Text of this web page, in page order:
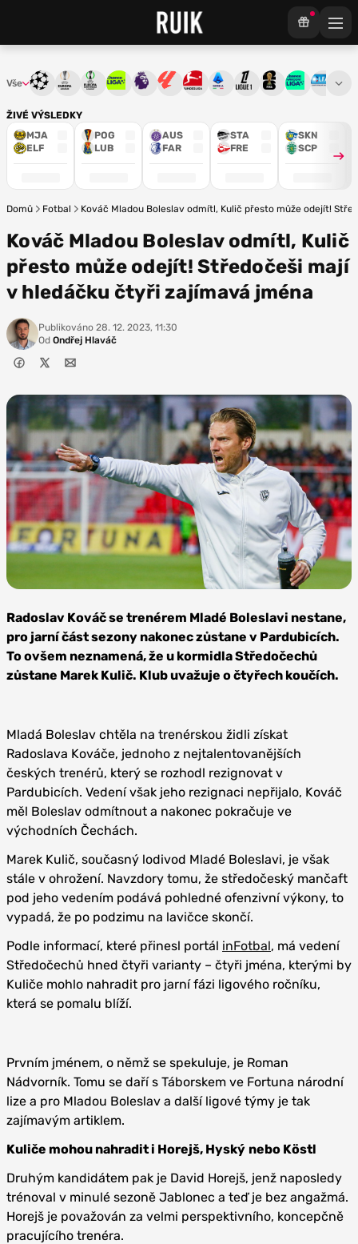
ŽIVÉ VÝSLEDKY
MJA
ELF
POG
LUB
AUS
FAR
STA
FRE
SKN
SCP
Vše Liga mistrůEvropská liga
Konferenční liga
Chance ligaPremier League
La LigaBundesliga
Serie ALigue 1Mistrovství světa
Chance3. ČFL
Domů Fotbal Kováč Mladou Boleslav odmítl, Kulič přesto může odejít!
Kováč Mladou Boleslav odmítl, Kulič
přesto může odejít! Středočeši mají
v hledáčku čtyři zajímavá jména
Publikováno 28. 12. 2023, 11:30
Od Ondřej Hlaváč
Pardubice
Radoslav Kováč se trenérem Mladé Boleslavi nestane,
pro jarní část sezony nakonec zůstane v Pardubicích.
To ovšem neznamená, že u kormidla Středočechů
zůstane Marek Kulič. Klub uvažuje o čtyřech koučích.
Mladá Boleslav chtěla na trenérskou židli získat
Radoslava Kováče, jednoho z nejtalentovanějších
českých trenérů, který se rozhodl rezignovat v
Pardubicích. Vedení však jeho rezignaci nepřijalo, Kováč
měl Boleslav odmítnout a nakonec pokračuje ve
východních Čechách.
Marek Kulič, současný lodivod Mladé Boleslavi, je však
stále v ohrožení. Navzdory tomu, že středočeský mančaft
pod jeho vedením podává pohledné ofenzivní výkony, to
vypadá, že po podzimu na lavičce skončí.
Podle informací, které přinesl portál inFotbal, má vedení
Středočechů hned čtyři varianty – čtyři jména, kterými by
Kuliče mohlo nahradit pro jarní fázi ligového ročníku,
která se pomalu blíží.
Prvním jménem, o němž se spekuluje, je Roman
Nádvorník. Tomu se daří s Táborskem ve Fortuna národní
lize a pro Mladou Boleslav a další ligové týmy je tak
zajímavým artiklem.
Kuliče mohou nahradit i Horejš, Hyský nebo Köstl
Druhým kandidátem pak je David Horejš, jenž naposledy
trénoval v minulé sezoně Jablonec a teď je bez angažmá.
Horejš je považován za velmi perspektivního, koncepčně
pracujícího trenéra.